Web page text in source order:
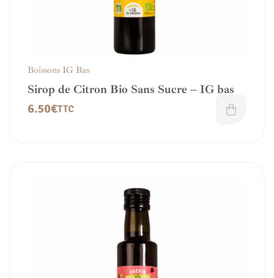
Boissons IG Bas
Sirop de Citron Bio Sans Sucre – IG bas
6.50€TTC